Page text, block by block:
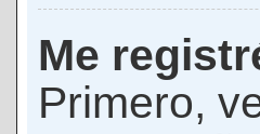
Me
Primero,